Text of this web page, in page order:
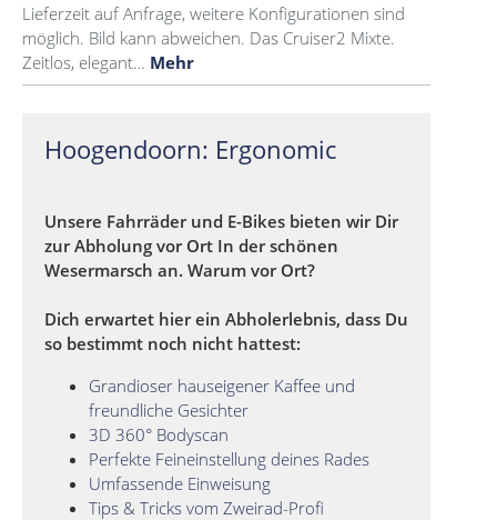
Lieferzeit auf Anfrage, weitere Konfigurationen sind
möglich. Bild kann abweichen. Das Cruiser2 Mixte.
Zeitlos, elegant… Mehr
Hoogendoorn: Ergonomic
Unsere Fahrräder und E-Bikes bieten wir Dir
zur Abholung vor Ort In der schönen
Wesermarsch an. Warum vor Ort?
Dich erwartet hier ein Abholerlebnis, dass Du
so bestimmt noch nicht hattest:
Grandioser hauseigener Kaffee und
freundliche Gesichter
3D 360° Bodyscan
Perfekte Feineinstellung deines Rades
Umfassende Einweisung
Tips & Tricks vom Zweirad-Profi